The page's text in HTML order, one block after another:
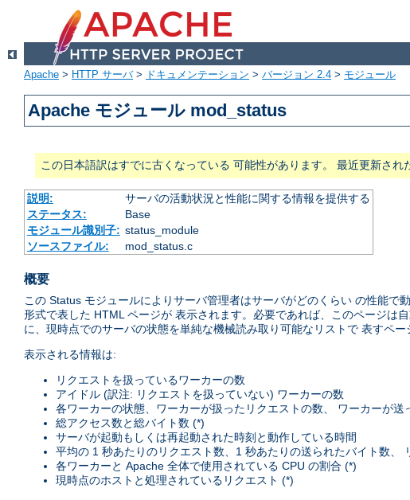
Apache > HTTP サーバ> ドキュメンテーション > バージョン 2.4 > モジュール
Apache モジュール mod_status
この日本語訳はすでに古くなっている 可能性があります。 最近更新され
説明:
サーバの活動状況と性能に関する情報を提供する
ステータス:
Base
モジュール識別子: status_module
ソースファイル:
mod_status.c
概要
この Status モジュールによりサーバ管理者はサーバがどのくらい の性能
形式で表した HTML ページが 表示されます。必要であれば、このページは
に、現時点でのサーバの状態を単純な機械読み取り可能なリストで 表すペー
表示される情報は:
リクエストを扱っているワーカーの数
アイドル (訳注: リクエストを扱っていない) ワーカーの数
各ワーカーの状態、ワーカーが扱ったリクエストの数、 ワーカーが送
総アクセス数と総バイト数 (*)
サーバが起動もしくは再起動された時刻と動作している時間
平均の 1 秒あたりのリクエスト数、1 秒あたりの送られたバイト数、
各ワーカーと Apache 全体で使用されている CPU の割合 (*)
現時点のホストと処理されているリクエスト (*)